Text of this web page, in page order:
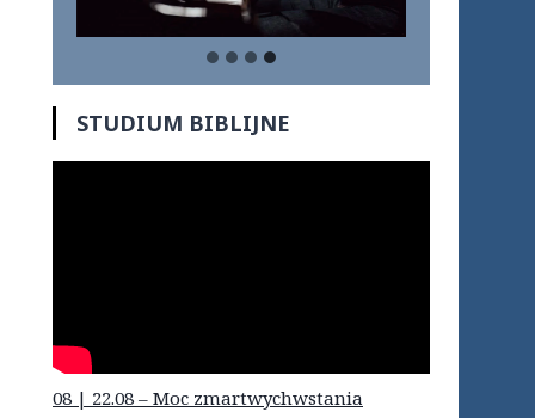
STUDIUM BIBLIJNE
08 | 22.08 – Moc zmartwychwstania